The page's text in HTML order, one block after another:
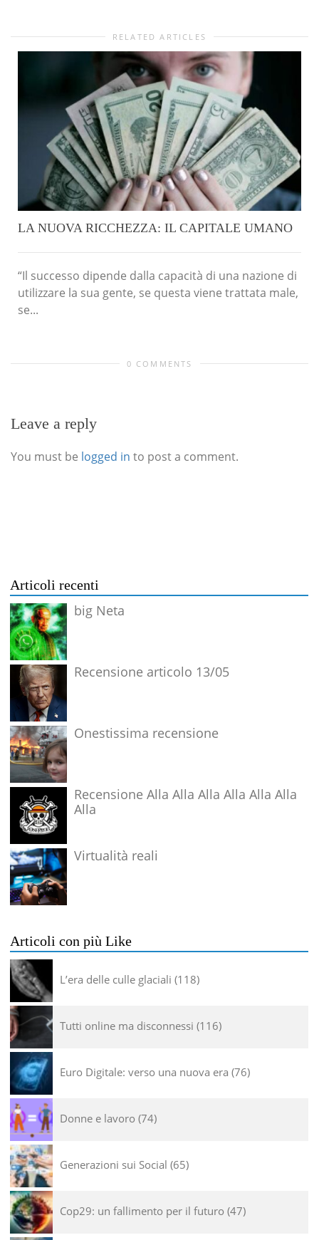
RELATED ARTICLES
LA NUOVA RICCHEZZA: IL CAPITALE UMANO
“Il successo dipende dalla capacità di una nazione di
utilizzare la sua gente, se questa viene trattata male,
se...
0 COMMENTS
Leave a reply
You must be logged in to post a comment.
Articoli recenti
big Neta
Recensione articolo 13/05
Onestissima recensione
Recensione Alla Alla Alla Alla Alla Alla
Alla
Virtualità reali
Articoli con più Like
L’era delle culle glaciali 118
Tutti online ma disconnessi 116
Euro Digitale: verso una nuova era 76
Donne e lavoro 74
Generazioni sui Social 65
Cop29: un fallimento per il futuro 47